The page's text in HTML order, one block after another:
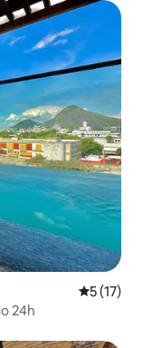
5 de uma
5 (17)
24h